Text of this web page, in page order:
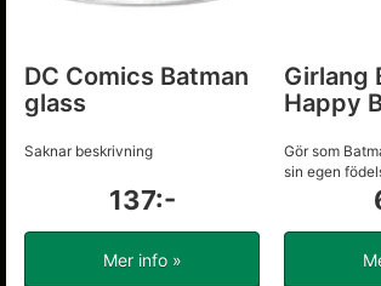
DC Comics Batman
glass
Saknar beskrivning
137:-
Mer info »
Girlang
Happy
Gör som
sin egen